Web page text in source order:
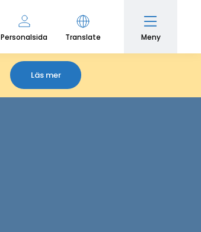
Personalsida Translate Meny
Läs mer